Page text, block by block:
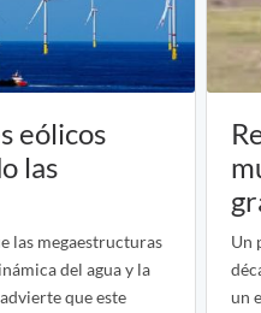
eólicos
las
las megaestructuras
del agua y la
que este
Un
un